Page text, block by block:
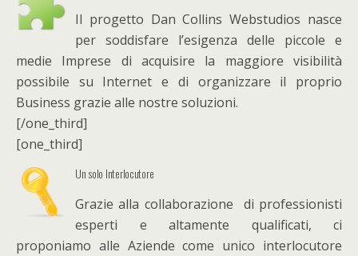
Il progetto Dan Collins Webstudios nasce
per soddisfare l’esigenza delle piccole e
medie Imprese di acquisire la maggiore visibilità
possibile su Internet e di organizzare il proprio
Business grazie alle nostre soluzioni.
[/one_third]
[one_third]
Un solo Interlocutore
Grazie alla collaborazione di professionisti
esperti e altamente qualificati, ci
proponiamo alle Aziende come unico interlocutore